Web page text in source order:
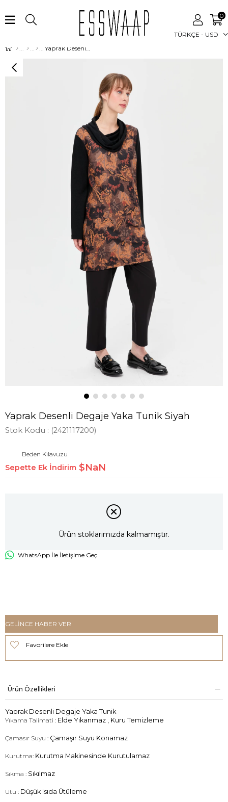
TÜRKÇE - USD
0
Yaprak Desenli Degaje Yaka Tunik Siyah
Yaprak Desenli Degaje Yaka Tunik Siyah
Stok Kodu (2421117200)
Beden Kılavuzu
Sepette Ek İndirim $NaN
Ürün stoklarımızda kalmamıştır.
WhatsApp İle İletişime Geç
GELINCE HABER VER
Favorilere Ekle
Ürün Özellikleri
Yaprak Desenli Degaje Yaka Tunik
Yıkama Talimati : Elde Yıkanmaz , Kuru Temizleme
Çamasır Suyu : Çamaşır Suyu Konamaz
Kurutma: Kurutma Makinesinde Kurutulamaz
Sıkma : Sıkılmaz
Utu : Düşük Isıda Ütüleme